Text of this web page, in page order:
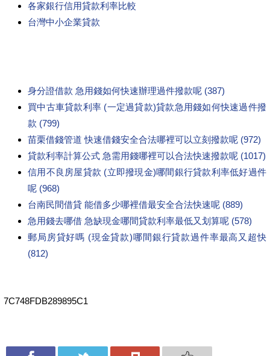
各家銀行信用貸款利率比較
台灣中小企業貸款
身分證借款 急用錢如何快速辦理過件撥款呢 (387)
買中古車貸款利率 (一定過貸款)貸款急用錢如何快速過件撥
款 (799)
苗栗借錢管道 快速借錢安全合法哪裡可以立刻撥款呢 (972)
貸款利率計算公式 急需用錢哪裡可以合法快速撥款呢 (1017)
信用不良房屋貸款 (立即撥現金)哪間銀行貸款利率低好過件
呢 (968)
台南民間借貸 能借多少哪裡借最安全合法快速呢 (889)
急用錢去哪借 急缺現金哪間貸款利率最低又划算呢 (578)
郵局房貸好嗎 (現金貸款)哪間銀行貸款過件率最高又超快
(812)
7C748FDB289895C1